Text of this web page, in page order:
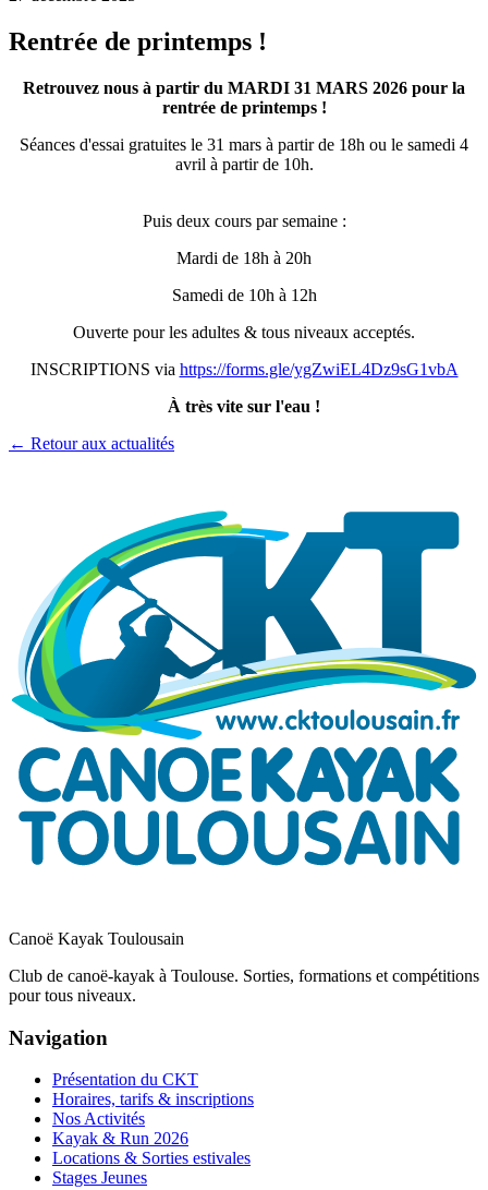
Rentrée de printemps !
Retrouvez nous à partir du MARDI 31 MARS 2026 pour la
rentrée de printemps !
Séances d'essai gratuites le 31 mars à partir de 18h ou le samedi 4
avril à partir de 10h.
Puis deux cours par semaine :
Mardi de 18h à 20h
Samedi de 10h à 12h
Ouverte pour les adultes & tous niveaux acceptés.
INSCRIPTIONS via https://forms.gle/ygZwiEL4Dz9sG1vbA
À très vite sur l'eau !
← Retour aux actualités
Canoë Kayak Toulousain
Club de canoë-kayak à Toulouse. Sorties, formations et compétitions
pour tous niveaux.
Navigation
Présentation du CKT
Horaires, tarifs & inscriptions
Nos Activités
Kayak & Run 2026
Locations & Sorties estivales
Stages Jeunes